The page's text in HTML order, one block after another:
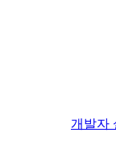
개발자